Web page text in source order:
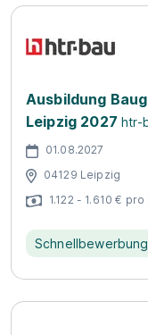
Ausbildung
Leipzig 2027 htr-
01.08.2027
04129 Leipzig
1.122 - 1.610 €
Schnellbewerbung